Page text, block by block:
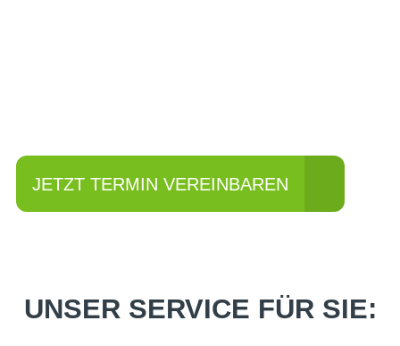
JETZT TERMIN VEREINBAREN
UNSER SERVICE FÜR SIE: